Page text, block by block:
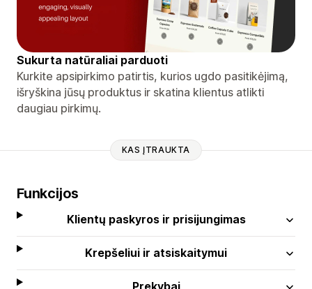
Sukurta natūraliai parduoti
Kurkite apsipirkimo patirtis, kurios ugdo pasitikėjimą,
išryškina jūsų produktus ir skatina klientus atlikti
daugiau pirkimų.
KAS ĮTRAUKTA
Funkcijos
Klientų paskyros ir prisijungimas
Krepšeliui ir atsiskaitymui
Prekybai